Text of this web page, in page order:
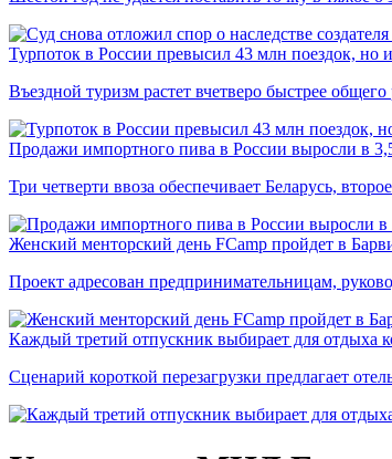
Турпоток в России превысил 43 млн поездок, но
Въездной туризм растет вчетверо быстрее
Продажи импортного пива в России выросли в 3,5
Три четверти ввоза обеспечивает Беларусь,
Женский менторский день FCamp пройдет в
Проект адресован предпринимательницам,
Каждый третий отпускник выбирает для отдыха
Сценарий короткой перезагрузки предлагает